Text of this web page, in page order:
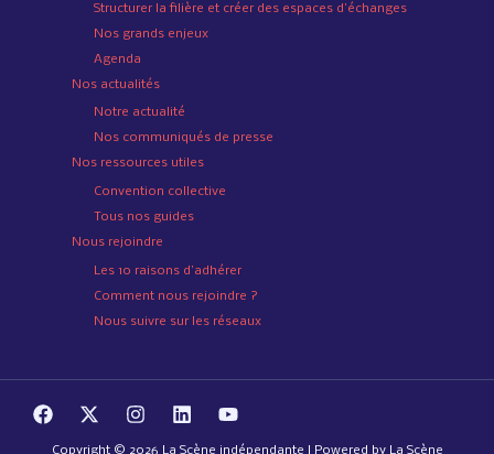
Structurer la filière et créer des espaces d’échanges
Nos grands enjeux
Agenda
Nos actualités
Notre actualité
Nos communiqués de presse
Nos ressources utiles
Convention collective
Tous nos guides
Nous rejoindre
Les 10 raisons d’adhérer
Comment nous rejoindre ?
Nous suivre sur les réseaux
Copyright © 2026 La Scène indépendante | Powered by La Scène